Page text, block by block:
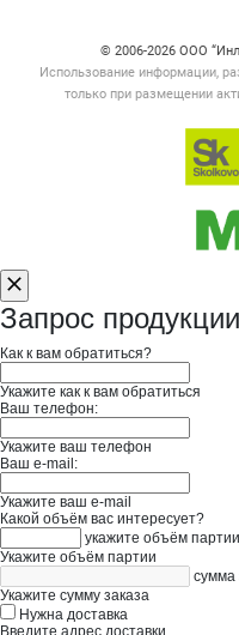
© 2006‑2026 ООО
Использование информации,
только при размещении
Запрос
Как к вам обратиться?
Укажите как к вам обратиться
Ваш телефон:
Укажите ваш телефон
Ваш e-mail:
Укажите ваш e-mail
Какой объём вас интересует?
укажите объём партии
Укажите объём партии
сумма
Укажите сумму заказа
Нужна доставка